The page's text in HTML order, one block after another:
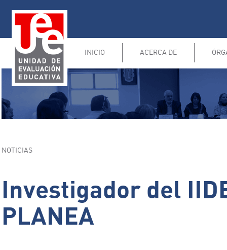
INICIO ACERCA DE
NOTICIAS
Investigador del
PLANEA